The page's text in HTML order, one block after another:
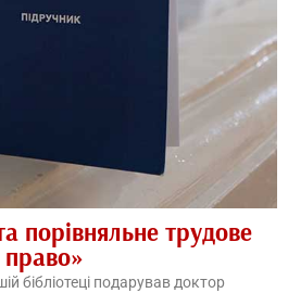
порівняльне трудове
право»
бібліотеці подарував доктор